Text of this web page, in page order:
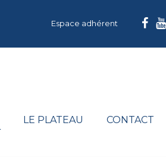
Espace adhérent
LE PLATEAU CONTACT